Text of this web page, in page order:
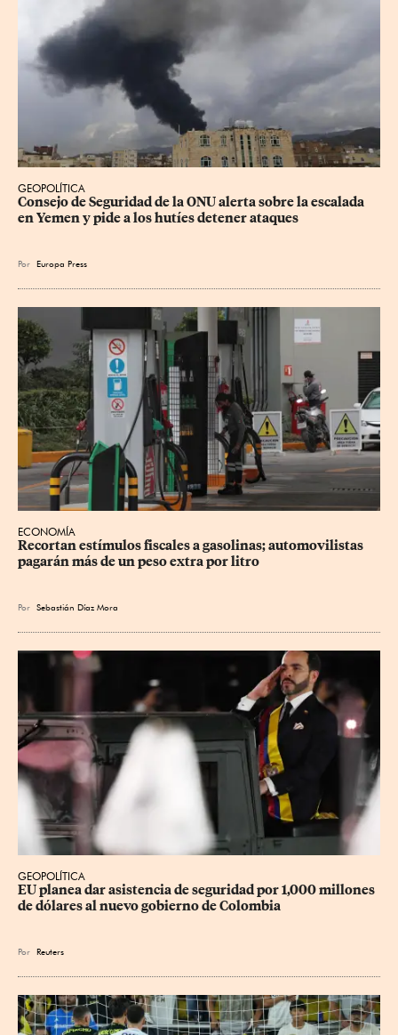
GEOPOLÍTICA
Consejo de Seguridad de la ONU alerta sobre la escalada
en Yemen y pide a los hutíes detener ataques
Por Europa Press
ECONOMÍA
Recortan estímulos fiscales a gasolinas; automovilistas
pagarán más de un peso extra por litro
Por Sebastián Díaz Mora
GEOPOLÍTICA
EU planea dar asistencia de seguridad por 1,000 millones
de dólares al nuevo gobierno de Colombia
Por Reuters